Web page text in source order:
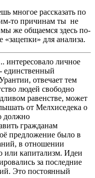
многое рассказать по
то причинам ты не
же общаемся здесь по-
для анализа.
личное
единственный
отвечает тем
людей свободно
равенстве, может
от Мелхиседека о
должно
гражданам
было в
в отношении
или капитализм. Идеи
за последние
Это постоянный